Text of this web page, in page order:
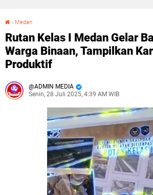
› Medan
Rutan Kelas I Medan Gelar
Warga Binaan, Tampilkan
Produktif
ADMIN MEDIA
Senin, 28 Juli 2025, 4:39 AM WIB